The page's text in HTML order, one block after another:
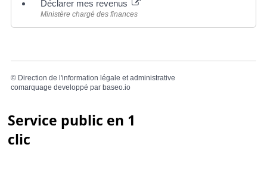
Déclarer mes revenus
Ministère chargé des finances
© Direction de l'information légale et administrative
comarquage developpé par baseo.io
Service public en 1
clic